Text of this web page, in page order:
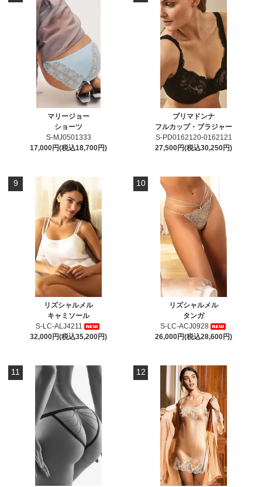
マリージョー
ショーツ
S-MJ0501333
17,000円(税込18,700円)
プリマドンナ
フルカップ・ブラジャー
S-PD0162120-0162121
27,500円(税込30,250円)
9
リズシャルメル
キャミソール
S-LC-ALJ4211
32,000円(税込35,200円)
10
リズシャルメル
タンガ
S-LC-ACJ0928
26,000円(税込28,600円)
11 12